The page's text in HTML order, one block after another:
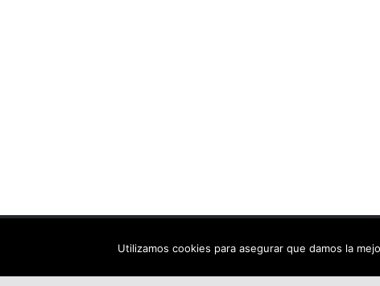
Copyright © 2026 Els arbres de Fahrenheit: biblioteca
Utilizamos cookies para asegurar que damos la